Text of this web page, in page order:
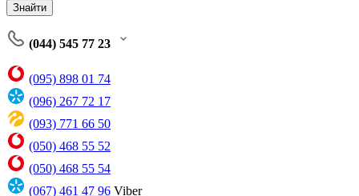
Знайти
(044) 545 77 23
(095) 898 01 74
(096) 267 72 17
(093) 771 66 50
(050) 468 55 52
(050) 468 55 54
(067) 461 47 96 Viber